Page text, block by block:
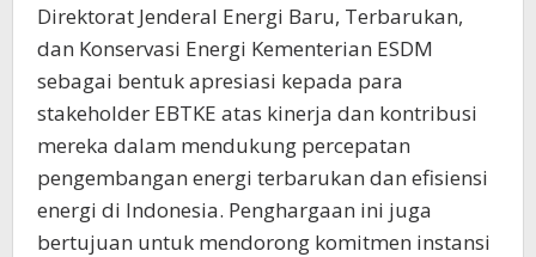
Direktorat Jenderal Energi Baru, Terbarukan,
dan Konservasi Energi Kementerian ESDM
sebagai bentuk apresiasi kepada para
stakeholder EBTKE atas kinerja dan kontribusi
mereka dalam mendukung percepatan
pengembangan energi terbarukan dan efisiensi
energi di Indonesia. Penghargaan ini juga
bertujuan untuk mendorong komitmen instansi